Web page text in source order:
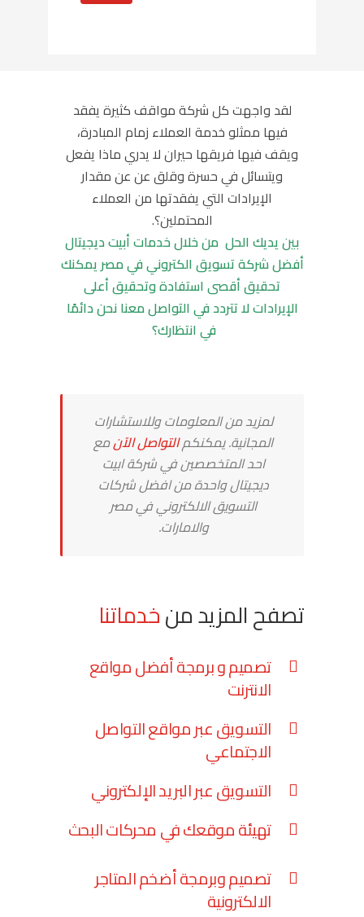
لقد واجهت كل شركة مواقف كثيرة يفقد
فيها ممثلو خدمة العملاء زمام المبادرة،
ويقف فيها فريقها حيران لا يدري ماذا يفعل
ويتسائل في حسرة وقلق عن عن مقدار
الإيرادات التي يفقدتها من العملاء
المحتملين؟.
بين يديك الحل من خلال خدمات أبيت ديجيتال
أفضل شركة تسويق الكتروني في مصر يمكنك
تحقيق أقصى استفادة وتحقيق أعلى
الإيرادات لا تتردد في التواصل معنا نحن دائمًا
في انتظارك؟
لمزيد من المعلومات وللاستشارات
المجانية. يمكنكمالتواصل الآنمع
احد المتخصصين في شركة ابيت
ديجيتال واحدة من افضل شركات
التسويق الالكتروني في مصر
والامارات.
تصفح المزيد منخدماتنا
تصميم و برمجة أفضل مواقع
الانترنت
التسويق عبر مواقع التواصل
الاجتماعي
التسويق عبر البريد الإلكتروني
تهيئة موقعك في محركات البحث
تصميم وبرمجة أضخم المتاجر
الالكترونية